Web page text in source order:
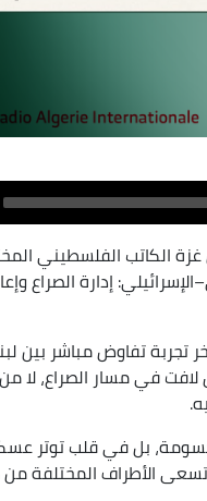
الكاتب الفلسطيني
إدارة الصراع
تفاوض مباشر بين
في مسار الصراع،
بل في قلب توتر
تسعى الأطراف المختلفة